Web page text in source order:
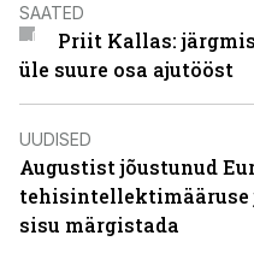
SAATED
Priit Kallas:
üle suure osa ajutööst
UUDISED
Augustist jõustunud
tehisintellektimääruse
sisu märgistada